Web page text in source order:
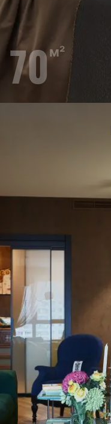
70м²